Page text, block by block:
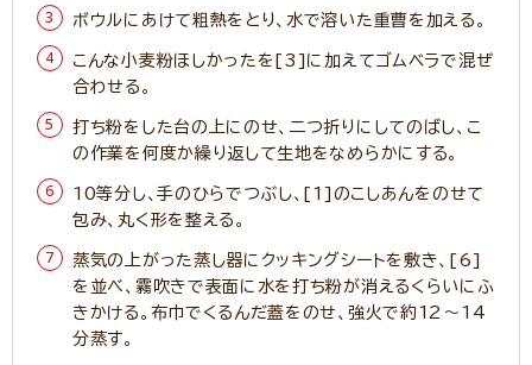
ボウルにあけて粗熱をとり、水で溶いた重曹を加える。
こんな小麦粉ほしかったを[3]に加えてゴムベラで混ぜ
合わせる。
打ち粉をした台の上にのせ、二つ折りにしてのばし、こ
の作業を何度か繰り返して生地をなめらかにする。
10等分し、手のひらでつぶし、[1]のこしあんをのせて
包み、丸く形を整える。
蒸気の上がった蒸し器にクッキングシートを敷き、[6]
を並べ、霧吹きで表面に水を打ち粉が消えるくらいにふ
きかける。布巾でくるんだ蓋をのせ、強火で約12～14
分蒸す。